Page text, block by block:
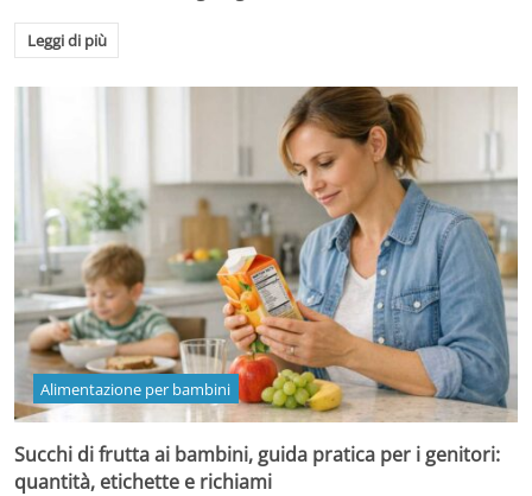
Leggi di più
Alimentazione per bambini
Succhi di frutta ai bambini, guida pratica per i genitori:
quantità, etichette e richiami